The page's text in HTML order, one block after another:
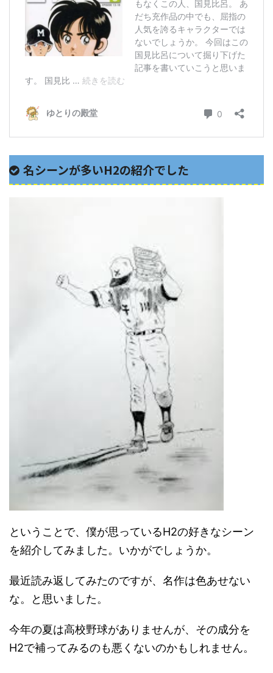
名シーンが多いH2の紹介でした
ということで、僕が思っているH2の好きなシーン
を紹介してみました。いかがでしょうか。
最近読み返してみたのですが、名作は色あせない
な。と思いました。
今年の夏は高校野球がありませんが、その成分を
H2で補ってみるのも悪くないのかもしれません。